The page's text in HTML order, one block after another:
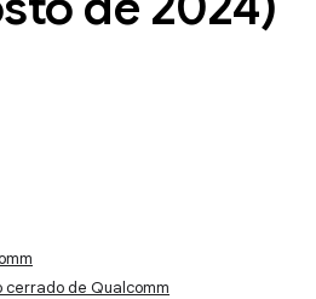
cerrado de Qualcomm